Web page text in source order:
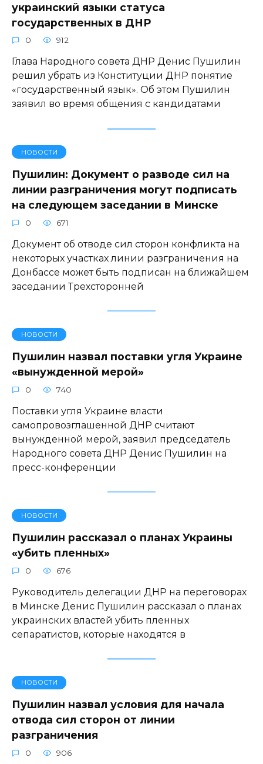
украинский языки статуса
государственных в ДНР
0 912
Глава Народного совета ДНР Денис Пушилин
решил убрать из Конституции ДНР понятие
«государственный язык». Об этом Пушилин
заявил во время общения с кандидатами
НОВОСТИ
Пушилин: Документ о разводе сил на
линии разграничения могут подписать
на следующем заседании в Минске
0 671
Документ об отводе сил сторон конфликта на
некоторых участках линии разграничения на
Донбассе может быть подписан на ближайшем
заседании Трехсторонней
НОВОСТИ
Пушилин назвал поставки угля Украине
«вынужденной мерой»
0 740
Поставки угля Украине власти
самопровозглашенной ДНР считают
вынужденной мерой, заявил председатель
Народного совета ДНР Денис Пушилин на
пресс-конференции
НОВОСТИ
Пушилин рассказал о планах Украины
«убить пленных»
0 676
Руководитель делегации ДНР на переговорах
в Минске Денис Пушилин рассказал о планах
украинских властей убить пленных
сепаратистов, которые находятся в
НОВОСТИ
Пушилин назвал условия для начала
отвода сил сторон от линии
разграничения
0 906